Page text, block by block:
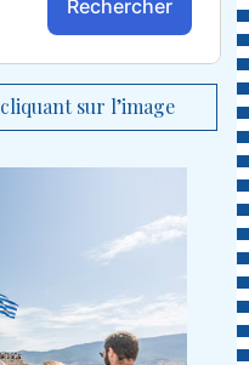
sur l’image